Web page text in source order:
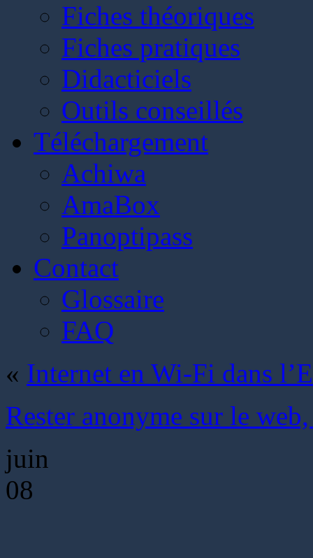
Fiches théoriques
Fiches pratiques
Didacticiels
Outils conseillés
Téléchargement
Achiwa
AmaBox
Panoptipass
Contact
Glossaire
FAQ
« Internet en Wi-Fi dans
Rester anonyme sur le
juin
08